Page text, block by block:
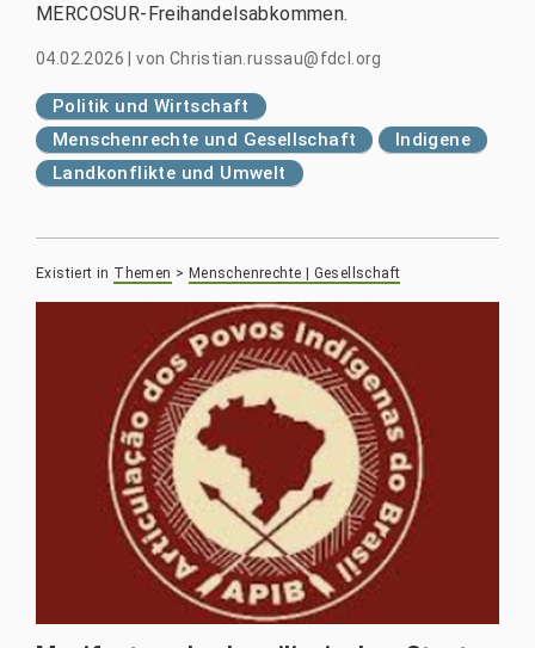
MERCOSUR-Freihandelsabkommen.
04.02.2026 |von Christian.russau@fdcl.org
Politik und Wirtschaft
Menschenrechte und Gesellschaft
Indigene
Landkonflikte und Umwelt
Existiert in Themen > Menschenrechte | Gesellschaft